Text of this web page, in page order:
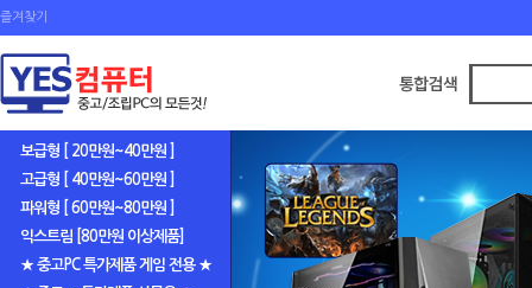
즐겨찾기
보급형 [ 20만원~40만원 ]
고급형 [ 40만원~60만원 ]
파워형 [ 60만원~80만원 ]
익스트림 [80만원 이상제품]
★ 중고PC 특가제품 게임 전용 ★